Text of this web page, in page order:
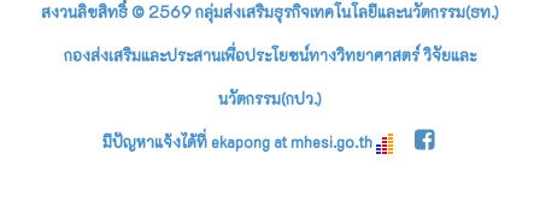
สงวนลิขสิทธิ์ © 2569 กลุ่มส่งเสริมธุรกิจเทคโนโลยีและนวัตกรรม(ธท.)
กองส่งเสริมและประสานเพื่อประโยชน์ทางวิทยาศาสตร์ วิจัยและ
นวัตกรรม(กปว.)
มีปัญหาแจ้งได้ที่ ekapong at mhesi.go.th